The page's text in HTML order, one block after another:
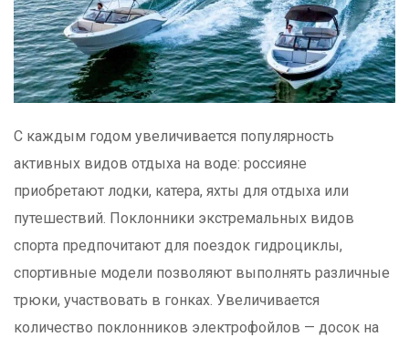
С каждым годом увеличивается популярность
активных видов отдыха на воде: россияне
приобретают лодки, катера, яхты для отдыха или
путешествий. Поклонники экстремальных видов
спорта предпочитают для поездок гидроциклы,
спортивные модели позволяют выполнять различные
трюки, участвовать в гонках. Увеличивается
количество поклонников электрофойлов — досок на